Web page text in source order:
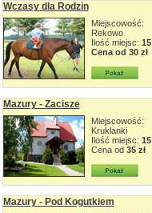
Wczasy dla Rodzin
Miejscowość:
Rekowo
Ilość miejsc: 15
Cena od 30 zł
Mazury - Zacisze
Miejscowość:
Kruklanki
Ilość miejsc: 15
Cena od 35 zł
Mazury - Pod Kogutkiem